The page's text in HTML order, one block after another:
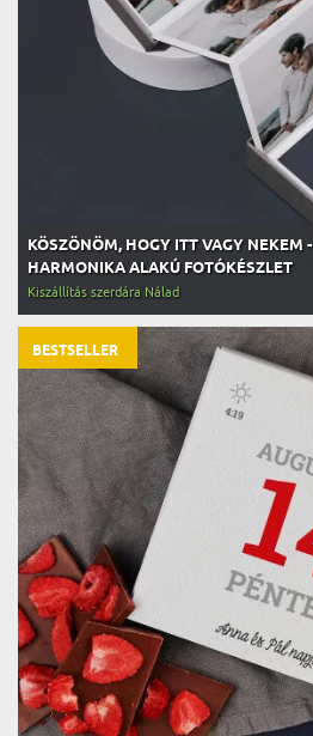
KÖSZÖNÖM, HOGY ITT VAGY NEKEM -
HARMONIKA ALAKÚ FOTÓKÉSZLET
Kiszállítás szerdára Nálad
BESTSELLER